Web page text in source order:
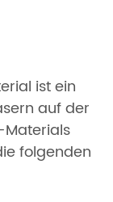
ist ein
auf der
Materials
folgenden